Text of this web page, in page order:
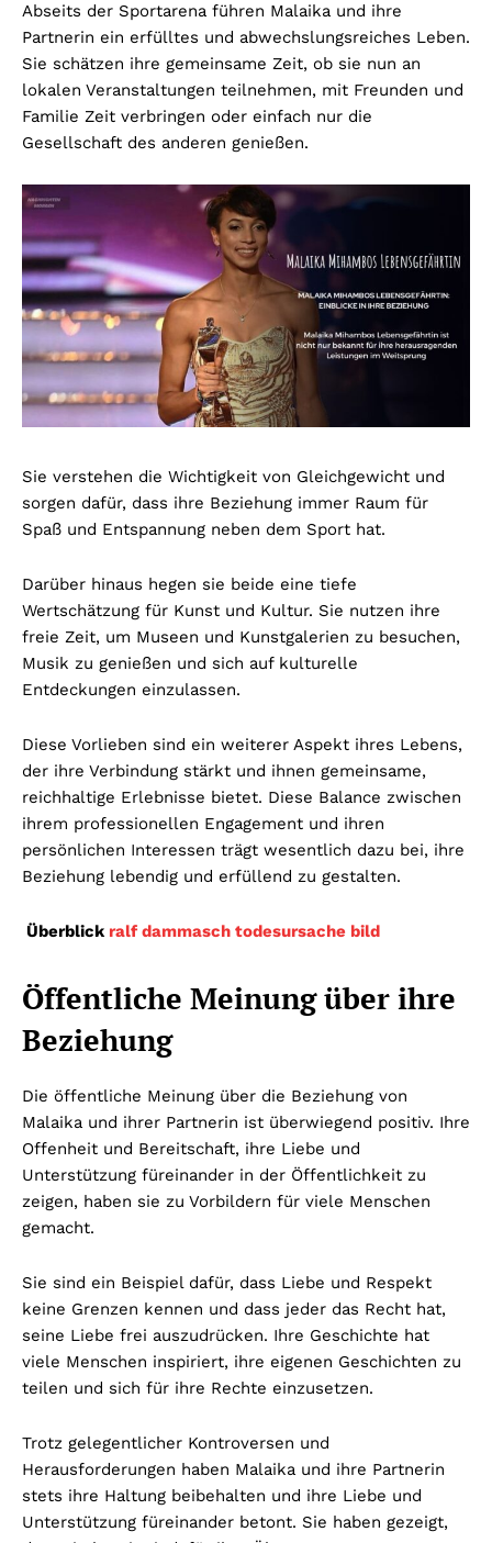
Abseits der Sportarena führen Malaika und ihre
Partnerin ein erfülltes und abwechslungsreiches Leben.
Sie schätzen ihre gemeinsame Zeit, ob sie nun an
lokalen Veranstaltungen teilnehmen, mit Freunden und
Familie Zeit verbringen oder einfach nur die
Gesellschaft des anderen genießen.
Sie verstehen die Wichtigkeit von Gleichgewicht und
sorgen dafür, dass ihre Beziehung immer Raum für
Spaß und Entspannung neben dem Sport hat.
Darüber hinaus hegen sie beide eine tiefe
Wertschätzung für Kunst und Kultur. Sie nutzen ihre
freie Zeit, um Museen und Kunstgalerien zu besuchen,
Musik zu genießen und sich auf kulturelle
Entdeckungen einzulassen.
Diese Vorlieben sind ein weiterer Aspekt ihres Lebens,
der ihre Verbindung stärkt und ihnen gemeinsame,
reichhaltige Erlebnisse bietet. Diese Balance zwischen
ihrem professionellen Engagement und ihren
persönlichen Interessen trägt wesentlich dazu bei, ihre
Beziehung lebendig und erfüllend zu gestalten.
Überblick ralf dammasch todesursache bild
Öffentliche Meinung über ihre
Beziehung
Die öffentliche Meinung über die Beziehung von
Malaika und ihrer Partnerin ist überwiegend positiv. Ihre
Offenheit und Bereitschaft, ihre Liebe und
Unterstützung füreinander in der Öffentlichkeit zu
zeigen, haben sie zu Vorbildern für viele Menschen
gemacht.
Sie sind ein Beispiel dafür, dass Liebe und Respekt
keine Grenzen kennen und dass jeder das Recht hat,
seine Liebe frei auszudrücken. Ihre Geschichte hat
viele Menschen inspiriert, ihre eigenen Geschichten zu
teilen und sich für ihre Rechte einzusetzen.
Trotz gelegentlicher Kontroversen und
Herausforderungen haben Malaika und ihre Partnerin
stets ihre Haltung beibehalten und ihre Liebe und
Unterstützung füreinander betont. Sie haben gezeigt,